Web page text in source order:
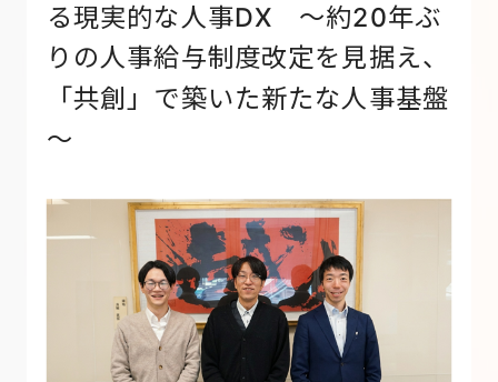
る現実的な人事DX ～約20年ぶ
りの人事給与制度改定を見据え、
「共創」で築いた新たな人事基盤
～